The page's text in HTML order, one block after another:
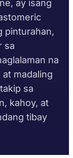
Sealant
Sealant
MS Polymer
Adhesives
PA
Builders
Aftermarket
ng pag-
ay isang
pinturahan,
sa
na
madaling
sa
kahoy, at
tibay